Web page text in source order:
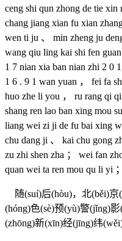
ceng shi qun zhong de tie
chang jiang xian fu xian
wen ti ju 、 min zheng ju
wang qiu ling kai shi fen
1 7 nian xia ban nian zhi 2 0
1 6 . 9 1 wan yuan ， fei fa
huo zhe li you ， ru rang qi
shang ren lao ban xing mou
liang wei zi ji de fu bai xing
chu dang ji 、 kai chu gong
zu zhi shen zha ； wei fan
quan wei ta ren mou qu li yi
随(suí)后(hòu)，北(běi)京
(hóng)色(sè)预(yù)警(jǐng)
(zhōng)新(xīn)经(jīng)纬